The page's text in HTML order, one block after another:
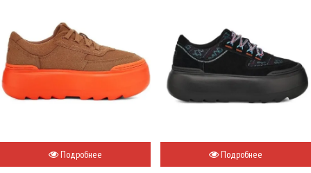
Подробнее Подробнее